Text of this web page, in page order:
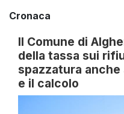
Cronaca
Il Comune di
della tassa sui
spazzatura
e il calcolo